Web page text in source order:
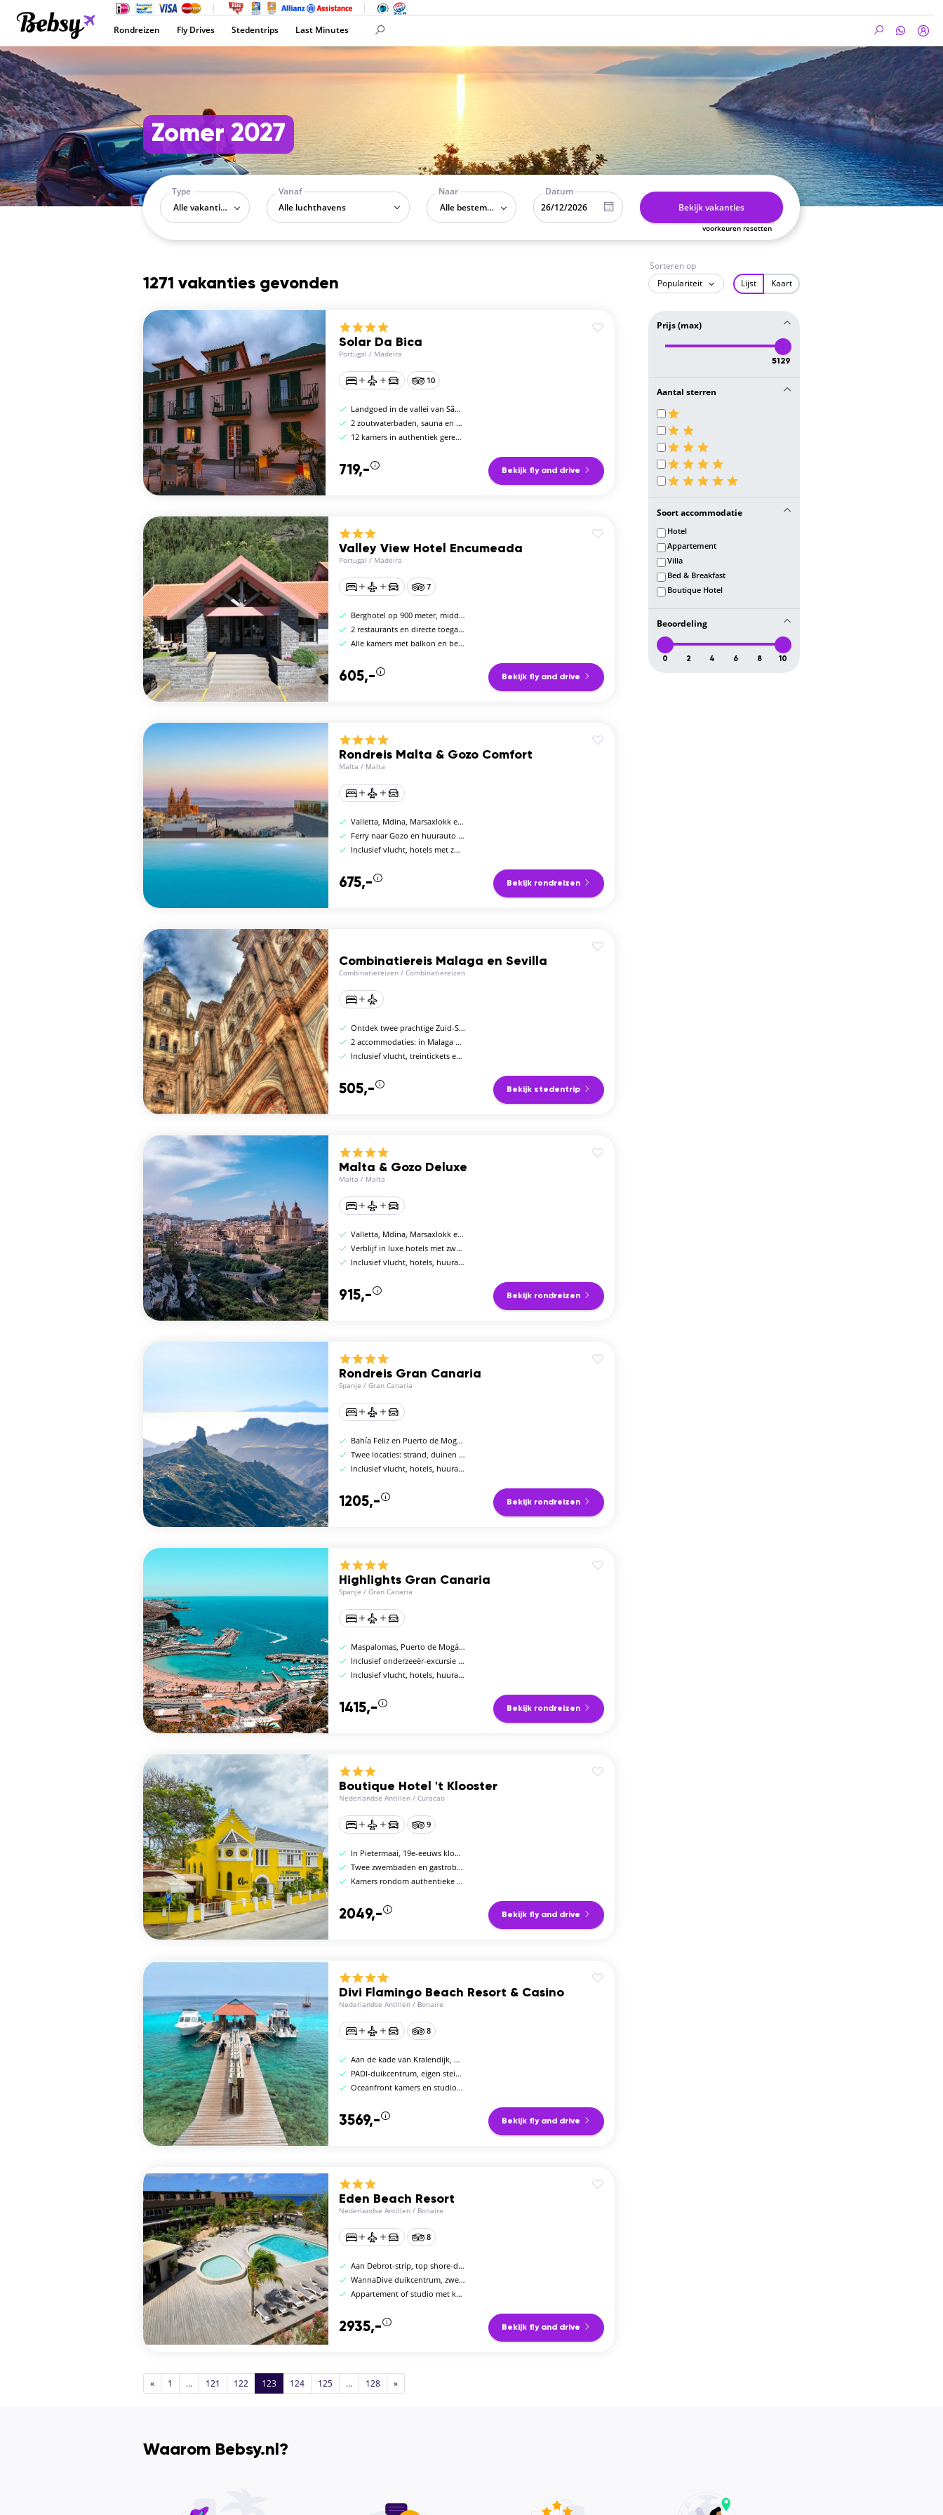
Rondreizen Fly Drives Stedentrips Last Minutes
Zomer 2027
Type
Alle vakantietypes
Vanaf
Naar
Alle bestemmingen
Datum
Bekijk vakanties
voorkeuren resetten
1271 vakanties gevonden
Solar Da Bica
Portugal / Madeira
10
Landgoed in de vallei van São Vicente, noordkust
2 zoutwaterbaden, sauna en biologisch restaurant
12 kamers in authentiek gerenoveerde boerderij
719,- Bekijk fly and drive
Valley View Hotel Encumeada
Portugal / Madeira
7
Berghotel op 900 meter, midden in het laurierbos
2 restaurants en directe toegang tot levadawalks
Alle kamers met balkon en bergzicht
605,- Bekijk fly and drive
Rondreis Malta & Gozo Comfort
Malta / Malta
Valletta, Mdina, Marsaxlokk en het eiland Gozo
Ferry naar Gozo en huurauto inbegrepen
Inclusief vlucht, hotels met zwembad, huurauto en ferry
675,- Bekijk rondreizen
Combinatiereis Malaga en Sevilla
Combinatiereizen / Combinatiereizen
Ontdek twee prachtige Zuid-Spaanse steden
2 accommodaties: in Malaga en Sevilla
Inclusief vlucht, treintickets en accommodatie
505,- Bekijk stedentrip
Malta & Gozo Deluxe
Malta / Malta
Valletta, Mdina, Marsaxlokk en het eiland Gozo
Verblijf in luxe hotels met zwembad
Inclusief vlucht, hotels, huurauto en ferry
915,- Bekijk rondreizen
Rondreis Gran Canaria
Spanje / Gran Canaria
Bahía Feliz en Puerto de Mogán
Twee locaties: strand, duinen en kustdorpen
Inclusief vlucht, hotels, huurauto en ontbijt
1205,- Bekijk rondreizen
Highlights Gran Canaria
Spanje / Gran Canaria
Maspalomas, Puerto de Mogán en Las Palmas
Inclusief onderzeeër-excursie en Pico de las Nieves
Inclusief vlucht, hotels, huurauto en ontbijt
1415,- Bekijk rondreizen
Boutique Hotel 't Klooster
Nederlandse Antillen / Curacao
9
In Pietermaai, 19e-eeuws kloostergebouw
Twee zwembaden en gastrobar in historisch pand
Kamers rondom authentieke koloniale binnenplaats
2049,- Bekijk fly and drive
Divi Flamingo Beach Resort & Casino
Nederlandse Antillen / Bonaire
8
Aan de kade van Kralendijk, waterfront duikresort
PADI-duikcentrum, eigen steiger en casino
Oceanfront kamers en studios met zeezicht
3569,- Bekijk fly and drive
Eden Beach Resort
Nederlandse Antillen / Bonaire
8
Aan Debrot-strip, top shore-diving zone Bonaire
WannaDive duikcentrum, zwembad met swim-up bar
Appartement of studio met keuken of kitchenette
2935,- Bekijk fly and drive
« 1 ... 121 122 123 124 125 ... 128 »
Sorteren op
Populariteit
Lijst Kaart
Prijs (max)
5129
Aantal sterren
Soort accommodatie
Hotel
Appartement
Villa
Bed & Breakfast
Boutique Hotel
Beoordeling
0 2 4 6 8 10
Waarom Bebsy.nl?